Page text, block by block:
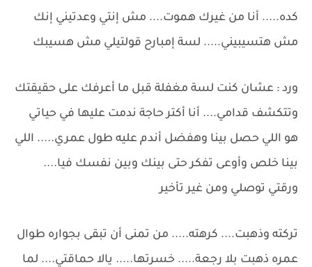
كده..... أنا من غيرك هموت.... مش إنتي وعدتيني إنك
مش هتسيبيني..... لسة إمبارح قولتيلي مش هسيبك
ورد : عشان كنت لسة مغفلة قبل ما أعرفك على حقيقتك
وتتكشف قدامي.... أنا أكتر حاجة ندمت عليها في حياتي
هو اللي حصل بينا وهفضل أندم عليه طول عمري..... اللي
بينا خلص وأوعى تفكر حتى بينك وبين نفسك فيا....
ورقتي توصلي ومن غير تأخير
تركته وذهبت.... كرهته..... من تمنى أن تبقى بجواره طوال
عمره ذهبت بلا رجعة..... خسرتها..... يالا حماقتي.... لما